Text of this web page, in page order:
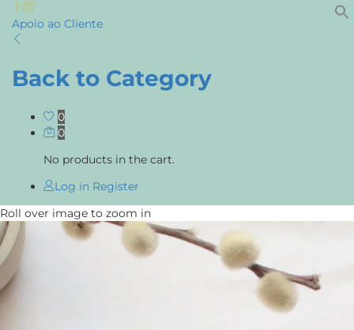
Apoio ao Cliente
Back to Category
0
0
No products in the cart.
Log in Register
Roll over image to zoom in